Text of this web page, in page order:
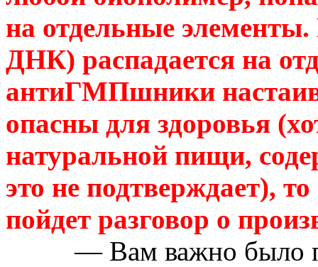
на отдельные
ДНК) распадается на
антиГМПшники
опасны для здоровья
натуральной пищи,
это не подтверждает),
пойдет разговор о
— Вам важно было